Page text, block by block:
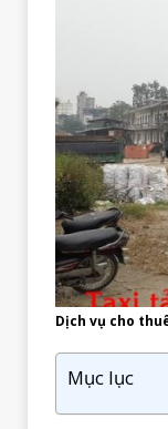
Dịch vụ cho
Mục lục